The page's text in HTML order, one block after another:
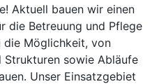
Aktuell bauen wir einen
die Betreuung und Pflege
die Möglichkeit, von
sowie Abläufe
Unser Einsatzgebiet